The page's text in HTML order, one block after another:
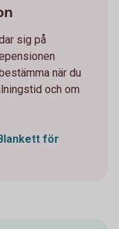
sig på
när du
och om
för